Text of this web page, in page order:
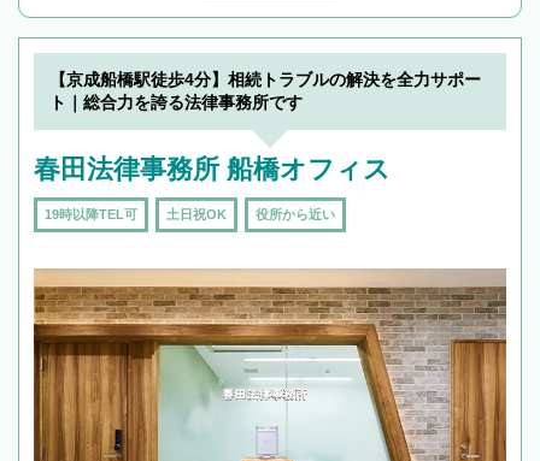
んで検索してみましょう。
19時以降TEL可の条件
を加えて再検索
【京成船橋駅徒歩4分】相続トラブルの解決を全力サポー
ト｜総合力を誇る法律事務所です
春田法律事務所 船橋オフィス
19時以降TEL可 土日祝OK 役所から近い